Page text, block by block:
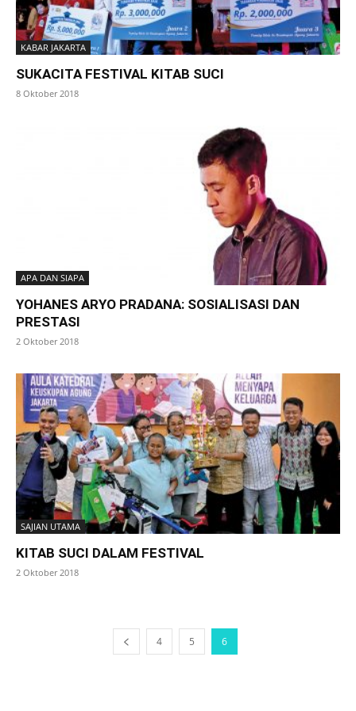
KABAR JAKARTA
SUKACITA FESTIVAL KITAB SUCI
8 Oktober 2018
APA DAN SIAPA
YOHANES ARYO PRADANA: SOSIALISASI DAN
PRESTASI
2 Oktober 2018
SAJIAN UTAMA
KITAB SUCI DALAM FESTIVAL
2 Oktober 2018
4 5 6